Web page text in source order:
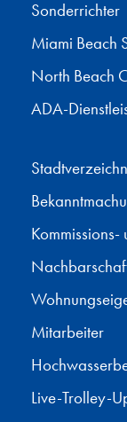
Sonderrichter
Miami Beach
North Beach
ADA-
Kommissions-
Mitarbeiter
Live-Trolley-